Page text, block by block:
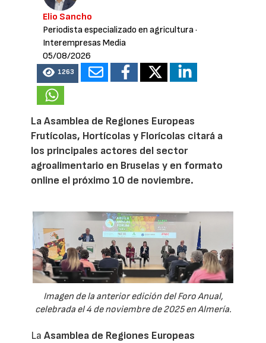
Elio Sancho
Periodista especializado en agricultura·
Interempresas Media
05/08/2026
1263
La Asamblea de Regiones Europeas
Frutícolas, Hortícolas y Florícolas citará a
los principales actores del sector
agroalimentario en Bruselas y en formato
online el próximo 10 de noviembre.
Imagen de la anterior edición del Foro Anual,
celebrada el 4 de noviembre de 2025 en Almería.
LaAsamblea de Regiones Europeas